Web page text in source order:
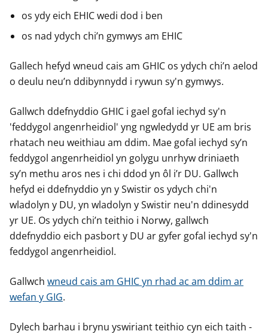
os ydy eich EHIC wedi dod i ben
os nad ydych chi’n gymwys am EHIC
Gallech hefyd wneud cais am GHIC os ydych chi’n aelod
o deulu neu’n ddibynnydd i rywun sy'n gymwys.
Gallwch ddefnyddio GHIC i gael gofal iechyd sy'n
'feddygol angenrheidiol' yng ngwledydd yr UE am bris
rhatach neu weithiau am ddim. Mae gofal iechyd sy’n
feddygol angenrheidiol yn golygu unrhyw driniaeth
sy’n methu aros nes i chi ddod yn ôl i’r DU. Gallwch
hefyd ei ddefnyddio yn y Swistir os ydych chi'n
wladolyn y DU, yn wladolyn y Swistir neu'n ddinesydd
yr UE. Os ydych chi’n teithio i Norwy, gallwch
ddefnyddio eich pasbort y DU ar gyfer gofal iechyd sy'n
feddygol angenrheidiol.
Gallwch wneud cais am GHIC yn rhad ac am ddim ar
wefan y GIG.
Dylech barhau i brynu yswiriant teithio cyn eich taith -